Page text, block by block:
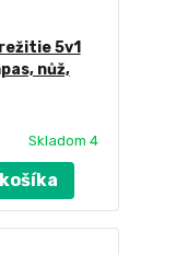
5v1
nůž,
Skladom 4